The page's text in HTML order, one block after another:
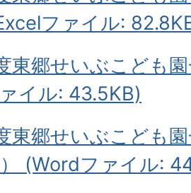
ファイル:
東郷せいぶこども
イル: 43.5KB)
東郷せいぶこども
） (Wordファイル: